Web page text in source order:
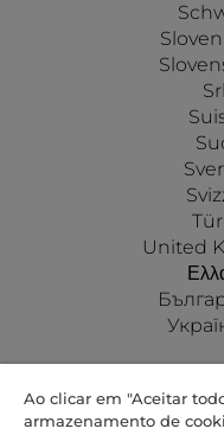
United
Ao clicar em "Aceitar
armazenamento de